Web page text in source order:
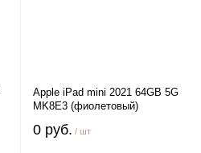
Apple iPad mini 2021 64GB 5G
MK8E3 (фиолетовый)
0 руб. / шт